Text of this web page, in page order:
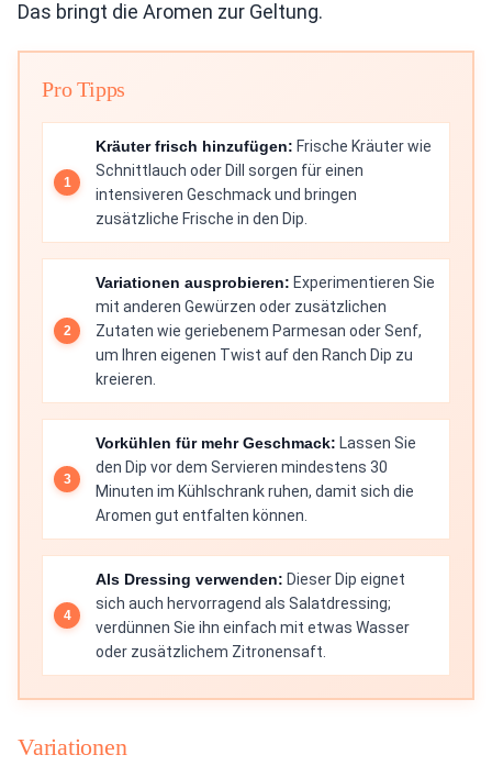
Das bringt die Aromen zur Geltung.
Pro Tipps
Kräuter frisch hinzufügen: Frische Kräuter wie
Schnittlauch oder Dill sorgen für einen
intensiveren Geschmack und bringen
zusätzliche Frische in den Dip.
Variationen ausprobieren: Experimentieren Sie
mit anderen Gewürzen oder zusätzlichen
Zutaten wie geriebenem Parmesan oder Senf,
um Ihren eigenen Twist auf den Ranch Dip zu
kreieren.
Vorkühlen für mehr Geschmack: Lassen Sie
den Dip vor dem Servieren mindestens 30
Minuten im Kühlschrank ruhen, damit sich die
Aromen gut entfalten können.
Als Dressing verwenden: Dieser Dip eignet
sich auch hervorragend als Salatdressing;
verdünnen Sie ihn einfach mit etwas Wasser
oder zusätzlichem Zitronensaft.
Variationen